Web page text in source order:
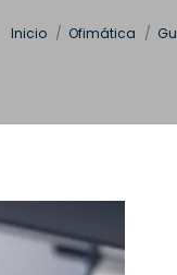
Estás aquí:
Inicio Ofimática